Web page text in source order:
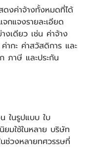
ดงค่าจ้างทั้งหมดที่ได้
กแจงรายละเอียด
งเดียว เช่น ค่าจ้าง
ากะ ค่าสวัสดิการ และ
ภาษี และประกัน
ในรูปแบบ ใบ
ยมใช้ในหลาย บริษัท
ช่วงหลายทศวรรษที่